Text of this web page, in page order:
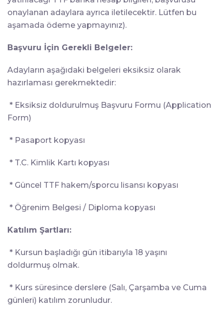
onaylanan adaylara ayrıca iletilecektir. Lütfen bu
aşamada ödeme yapmayınız).
Başvuru İçin Gerekli Belgeler:
Adayların aşağıdaki belgeleri eksiksiz olarak
hazırlaması gerekmektedir:
* Eksiksiz doldurulmuş Başvuru Formu (Application
Form)
* Pasaport kopyası
* T.C. Kimlik Kartı kopyası
* Güncel TTF hakem/sporcu lisansı kopyası
* Öğrenim Belgesi / Diploma kopyası
Katılım Şartları:
* Kursun başladığı gün itibarıyla 18 yaşını
doldurmuş olmak.
* Kurs süresince derslere (Salı, Çarşamba ve Cuma
günleri) katılım zorunludur.